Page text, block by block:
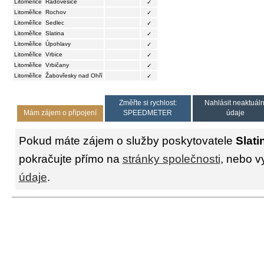
✓
Litoměřice
Rochov
✓
Litoměřice
Sedlec
✓
Litoměřice
Slatina
✓
Litoměřice
Úpohlavy
✓
Litoměřice
Vrbice
✓
Litoměřice
Vrbičany
✓
Litoměřice
Žabovřesky nad Ohří ✓
Mám zájem o připojení
Změřte si rychlost:
SPEEDMETER
Nahlásit
údaje
Pokud máte zájem o služby poskytovatele
pokračujte přímo na stránky společnosti, nebo
údaje.